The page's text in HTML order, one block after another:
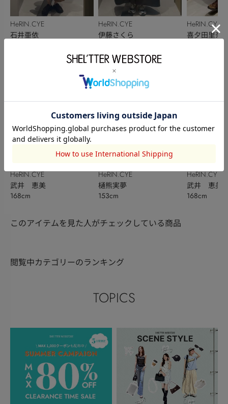
HeRIN.CYE
石井亜依
HeRIN.CYE
武井 恵美
168cm
HeRIN.CYE
伊藤さくら
HeRIN.CYE
樋熊実夢
153cm
HeRIN.CYE
喜夕田里奈
HeRIN.CYE
武井 恵美
168cm
このアイテムを見た人がチェックしている商品
閲覧中カテゴリーのランキング
TOPICS